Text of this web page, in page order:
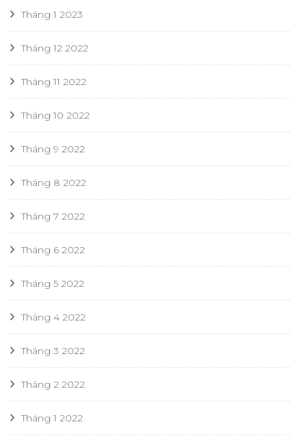
Tháng 1 2023
Tháng 12 2022
Tháng 11 2022
Tháng 10 2022
Tháng 9 2022
Tháng 8 2022
Tháng 7 2022
Tháng 6 2022
Tháng 5 2022
Tháng 4 2022
Tháng 3 2022
Tháng 2 2022
Tháng 1 2022